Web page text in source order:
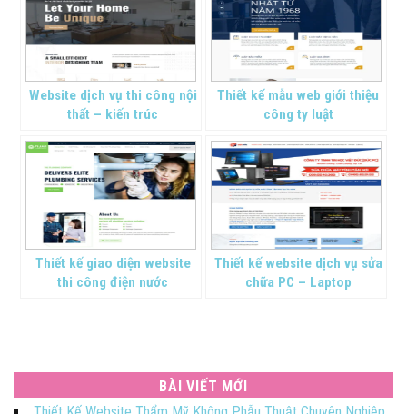
Website dịch vụ thi công nội
thất – kiến trúc
Thiết kế mẫu web giới thiệu
công ty luật
Thiết kế giao diện website
thi công điện nước
Thiết kế website dịch vụ sửa
chữa PC – Laptop
BÀI VIẾT MỚI